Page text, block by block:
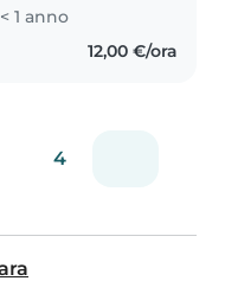
responsabile.
1 anno
12,00 €/ora
4